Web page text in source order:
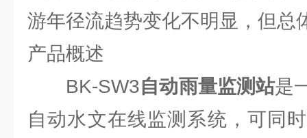
游年径流趋势变化不明显，但总
产品概述
BK-SW3自动雨量监测站是
自动水文在线监测系统，可同